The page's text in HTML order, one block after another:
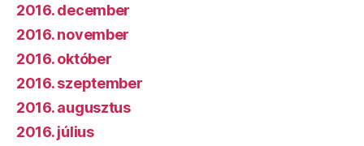
2016. december
2016. november
2016. október
2016. szeptember
2016. augusztus
2016. július